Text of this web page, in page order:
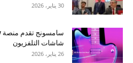
30 يناير، 2026
شاشات التلفزيون
26 يناير، 2026